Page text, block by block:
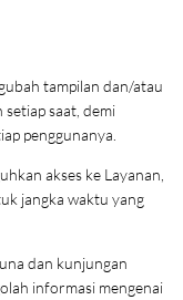
tampilan dan/atau
saat, demi
penggunanya.
akses ke Layanan,
jangka waktu yang
dan kunjungan
informasi mengenai